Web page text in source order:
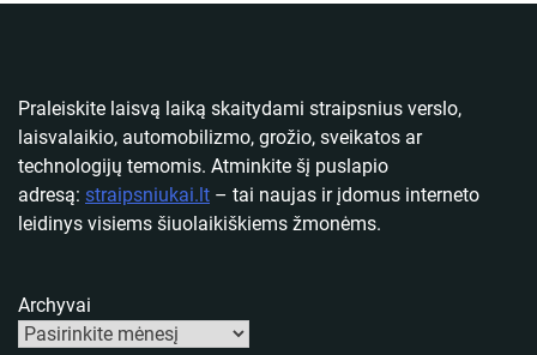
Praleiskite laisvą laiką skaitydami straipsnius verslo,
laisvalaikio, automobilizmo, grožio, sveikatos ar
technologijų temomis. Atminkite šį puslapio
adresą: straipsniukai.lt – tai naujas ir įdomus interneto
leidinys visiems šiuolaikiškiems žmonėms.
Archyvai